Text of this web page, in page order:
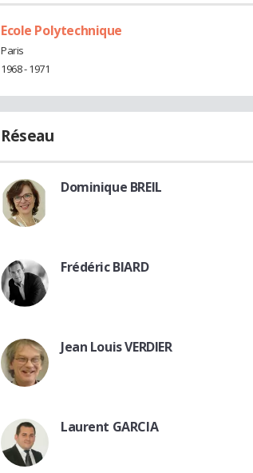
Ecole Polytechnique
Paris
1968 - 1971
Réseau
Dominique BREIL
Frédéric BIARD
Jean Louis VERDIER
Laurent GARCIA